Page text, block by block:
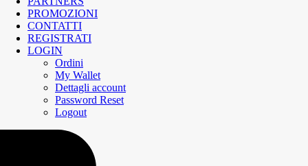
PROMOZIONI
CONTATTI
REGISTRATI
LOGIN
Ordini
My Wallet
Dettagli account
Password Reset
Logout